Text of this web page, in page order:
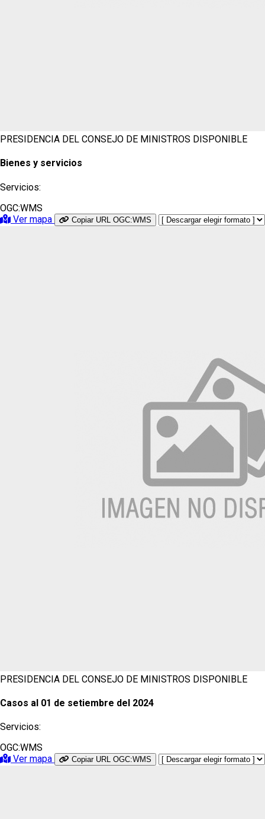
PRESIDENCIA DEL CONSEJO DE MINISTROS DISPONIBLE
Bienes y servicios
Servicios:
OGC:WMS
Ver mapa
Copiar URL OGC:WMS
PRESIDENCIA DEL CONSEJO DE MINISTROS DISPONIBLE
Casos al 01 de setiembre del 2024
Servicios:
OGC:WMS
Ver mapa
Copiar URL OGC:WMS